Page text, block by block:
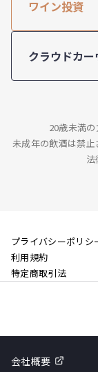
ワイン投資
クラウドカー
20歳未満の
未成年の飲酒は禁
法
プライバシーポリシ
利用規約
特定商取引法
会社概要